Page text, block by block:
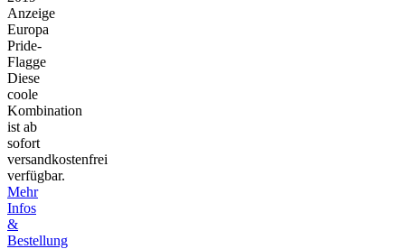
Anzeige
Europa
Pride-
Flagge
Diese
coole
Kombination
ist ab
sofort
versandkostenfrei
verfügbar.
Mehr
Infos
&
Bestellung